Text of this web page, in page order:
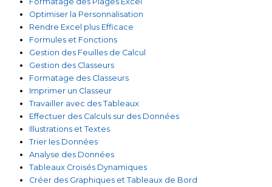
Optimiser la Personnalisation
Rendre Excel plus Efficace
Formules et Fonctions
Gestion des Feuilles de Calcul
Gestion des Classeurs
Formatage des Classeurs
Imprimer un Classeur
Travailler avec des Tableaux
Effectuer des Calculs sur des Données
Illustrations et Textes
Trier les Données
Analyse des Données
Tableaux Croisés Dynamiques
Créer des Graphiques et Tableaux de Bord